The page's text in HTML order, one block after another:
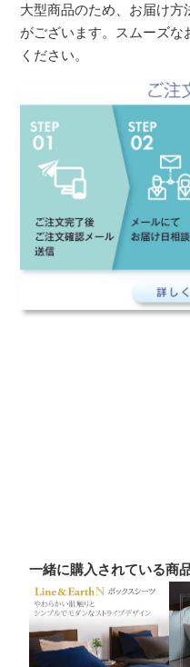
大型商品のため、お届け
がございます。スムーズ
ください。
一緒に購入されている商